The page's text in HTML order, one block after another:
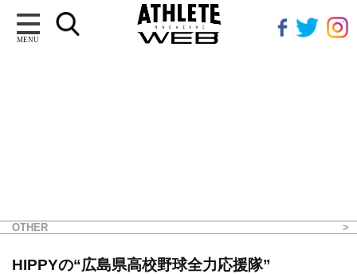
MENU
OTHER
HIPPYの“広島県高校野球全力応援隊”